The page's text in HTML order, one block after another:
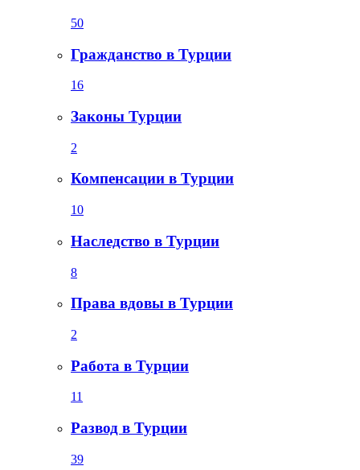
50
Гражданство в Турции
16
Законы Турции
2
Компенсации в Турции
10
Наследство в Турции
8
Права вдовы в Турции
2
Работа в Турции
11
Развод в Турции
39